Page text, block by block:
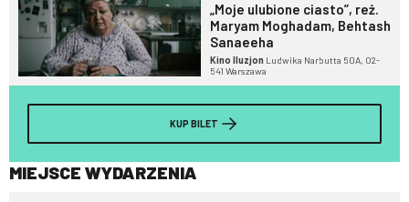
„Moje ulubione ciasto”, reż.
Maryam Moghadam, Behtash
Sanaeeha
Kino Iluzjon Ludwika Narbutta 50A, 02-
541 Warszawa
KUP BILET
MIEJSCE WYDARZENIA